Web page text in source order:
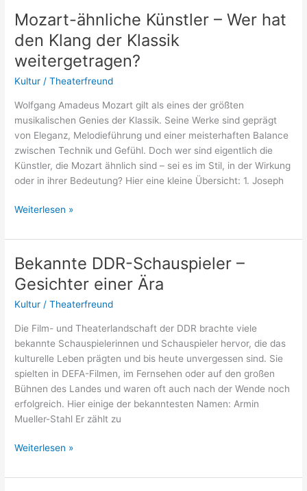
Steckbrief
Mozart-ähnliche Künstler – Wer hat
den Klang der Klassik
weitergetragen?
Kultur /Theaterfreund
Wolfgang Amadeus Mozart gilt als eines der größten
musikalischen Genies der Klassik. Seine Werke sind geprägt
von Eleganz, Melodieführung und einer meisterhaften Balance
zwischen Technik und Gefühl. Doch wer sind eigentlich die
Künstler, die Mozart ähnlich sind – sei es im Stil, in der Wirkung
oder in ihrer Bedeutung? Hier eine kleine Übersicht: 1. Joseph
Mozart-
Künstler
–
Wer
hat
den
der
Klassik
weitergetragen?
Weiterlesen »
Bekannte DDR-Schauspieler –
Gesichter einer Ära
Kultur /Theaterfreund
Die Film- und Theaterlandschaft der DDR brachte viele
bekannte Schauspielerinnen und Schauspieler hervor, die das
kulturelle Leben prägten und bis heute unvergessen sind. Sie
spielten in DEFA-Filmen, im Fernsehen oder auf den großen
Bühnen des Landes und waren oft auch nach der Wende noch
erfolgreich. Hier einige der bekanntesten Namen: Armin
Mueller-Stahl Er zählt zu
Bekannte
Schauspieler
Weiterlesen »